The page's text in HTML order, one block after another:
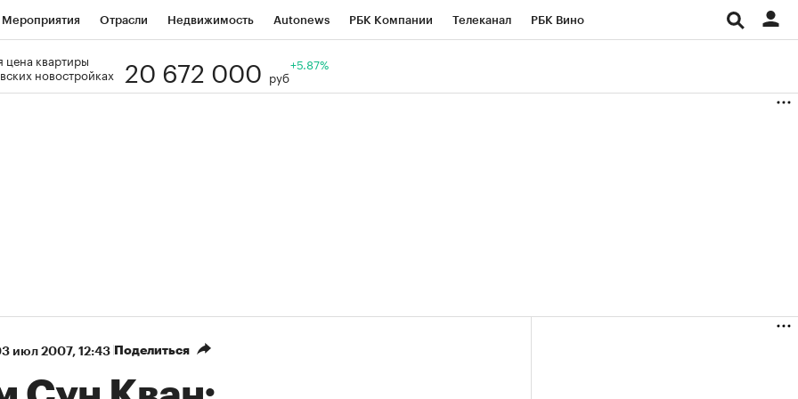
Мероприятия Отрасли Недвижимость Autonews РБК Компании Телеканал РБК Вино
Визионеры
цена квартиры
новостройках
20 672 000 руб
+5.87%
июл 2007, 12:43 Поделиться